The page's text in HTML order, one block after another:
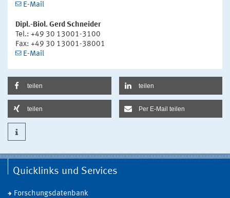
E-Mail
Dipl.-Biol. Gerd Schneider
Tel.: +49 30 13001-3100
Fax: +49 30 13001-38001
E-Mail
teilen teilen
teilen Per E-Mail teilen
Quicklinks und Services
Forschungsdatenbank